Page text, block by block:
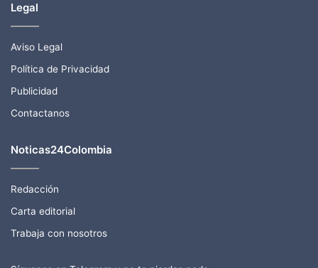
Legal
Aviso Legal
Política de Privacidad
Publicidad
Contactanos
Noticas24Colombia
Redacción
Carta editorial
Trabaja con nosotros